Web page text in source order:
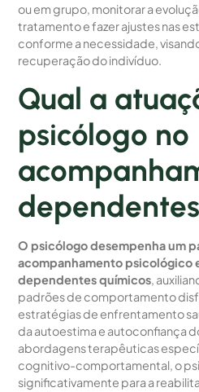
ou em grupo, monitorar a
tratamento e fazer ajustes nas
conforme a necessidade,
recuperação do indivíduo.
Qual a
psicólogo no
O psicólogo desempenha um
acompanhamento psicológico
dependentes químicos,
padrões de comportamento
estratégias de enfrentamento
da autoestima e autoconfiança
abordagens terapêuticas
cognitivo-comportamental, o
significativamente para a